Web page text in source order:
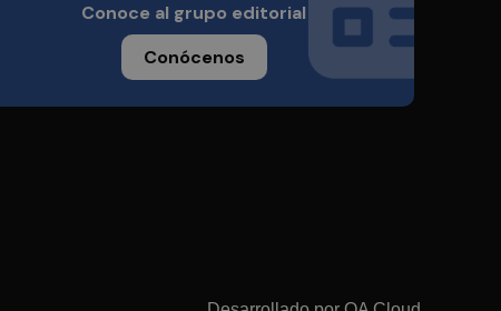
Conoce al grupo editorial
Conócenos